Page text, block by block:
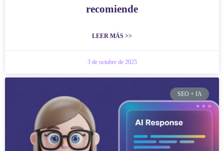
recomiende
LEER MÁS >>
3 de octubre de 2025
SEO + IA